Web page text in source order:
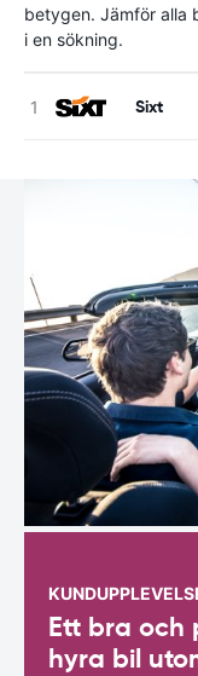
betygen. Jämför alla
i en sökning.
Sixt
Ett bra
hyra bil